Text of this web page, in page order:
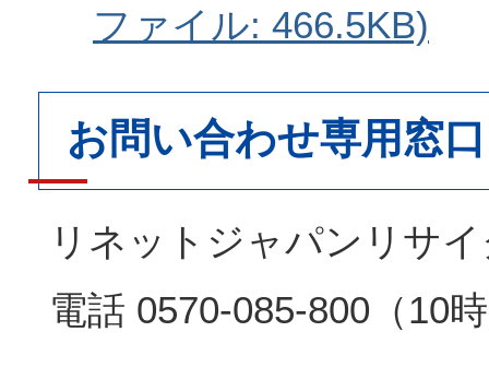
ファイル: 466.5KB)
お問い合わせ専用窓口
リネットジャパンリサ
電話 0570-085-800（10